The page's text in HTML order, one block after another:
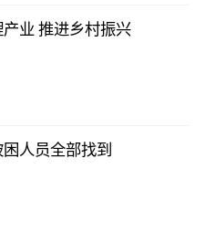
业 推进乡村振兴
人员全部找到